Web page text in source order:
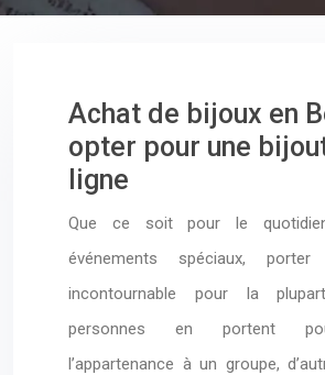
Achat de bijoux en
opter pour une
ligne
Que ce soit pour le
événements spéciaux,
incontournable pour la
personnes en portent
l’appartenance à un groupe,